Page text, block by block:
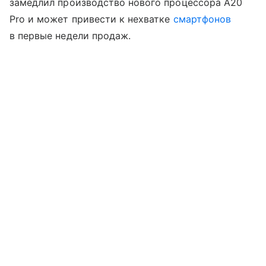
Pro и может привести к нехватке смартфонов
в первые недели продаж.